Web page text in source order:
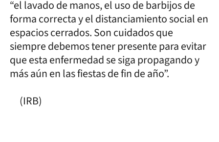
“el lavado de manos, el uso de barbijos de
forma correcta y el distanciamiento social en
espacios cerrados. Son cuidados que
siempre debemos tener presente para evitar
que esta enfermedad se siga propagando y
más aún en las fiestas de fin de año”.
(IRB)